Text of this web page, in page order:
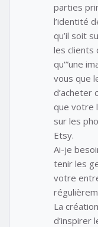
parties
l’identité
qu’il soit
les clients
qu'”une
vous que
d’acheter
que votre
sur les
Etsy.
Ai-je
tenir les
votre
La
d’inspirer